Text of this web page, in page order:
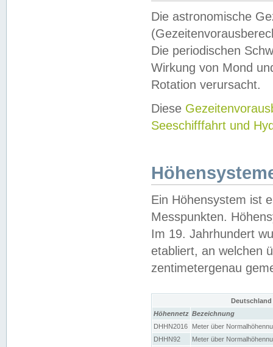
Die astronomische
Die periodischen
Wirkung von Mond
Rotation verursacht.
Diese
Seeschifffahrt und
Ein Höhensystem ist
Messpunkten.
Im 19. Jahrhundert
etabliert, an welchen
zentimetergenau
Höhennetz Bezeichnung
DHHN2016
Meter über
DHHN92
Meter über